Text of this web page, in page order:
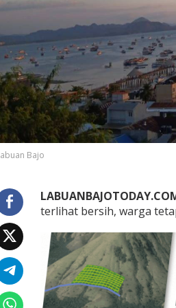
Bajo
terlihat bersih, warga
Fintech
Kejahatan
Festival
UMKM dan
Labuan
Puncak